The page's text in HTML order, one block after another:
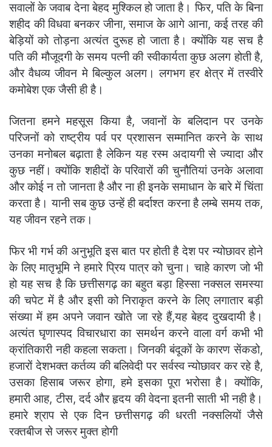
सवालों के जवाब देना बेहद मुश्किल हो जाता है। फिर, पति के बिना
शहीद की विधवा बनकर जीना, समाज के आगे आना, कई तरह की
बेड़ियों को तोड़ना अत्यंत दुरूह हो जाता है। क्योंकि यह सच है
पति की मौजूदगी के समय पत्नी की स्वीकार्यता कुछ अलग होती है,
और वैधव्य जीवन मे बिल्कुल अलग। लगभग हर क्षेत्र में तस्वीरे
कमोबेश एक जैसी ही है।
जितना हमने महसूस किया है, जवानों के बलिदान पर उनके
परिजनों को राष्ट्रीय पर्व पर प्रशासन सम्मानित करने के साथ
उनका मनोबल बढ़ाता है लेकिन यह रस्म अदायगी से ज्यादा और
कुछ नहीं। क्योंकि शहीदों के परिवारों की चुनौतियां उनके अलावा
और कोई न तो जानता है और ना ही इनके समाधान के बारे में चिंता
करता है। यानी सब कुछ उन्हें ही बर्दाश्त करना है लम्बे समय तक,
यह जीवन रहने तक।
फिर भी गर्भ की अनुभूति इस बात पर होती है देश पर न्योछावर होने
के लिए मातृभूमि ने हमारे प्रिय पात्र को चुना। चाहे कारण जो भी
हो यह सच है कि छत्तीसगढ़ का बहुत बड़ा हिस्सा नक्सल समस्या
की चपेट में है और इसी को निराकृत करने के लिए लगातार बड़ी
संख्या में हम अपने जवान खोते जा रहे हैं,यह बेहद दुखदायी है।
अत्यंत घृणास्पद विचारधारा का समर्थन करने वाला वर्ग कभी भी
क्रांतिकारी नही कहला सकता। जिनकी बंदूकों के कारण सेंकडो,
हजारों देशभक्त कर्तव्य की बलिवेदी पर सर्वस्व न्योछावर कर रहे है,
उसका हिसाब जरूर होगा, हमे इसका पूरा भरोसा है। क्योंकि,
हमारी आह, टीस, दर्द और हृदय की वेदना इतनी साती भी नही है।
हमारे श्राप से एक दिन छत्तीसगढ़ की धरती नक्सलियों जैसे
रक्तबीज से जरूर मुक्त होगी